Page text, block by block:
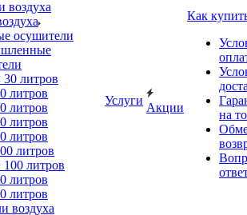
осушители
30 литров
литров
литров
литров
литров
литров
100 литров
литров
литров
Услуги
Акции
Как
на